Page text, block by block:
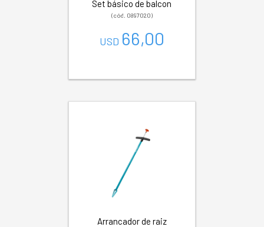
Set básico de balcon
(cód. 0897020)
USD 66,00
Arrancador de raiz